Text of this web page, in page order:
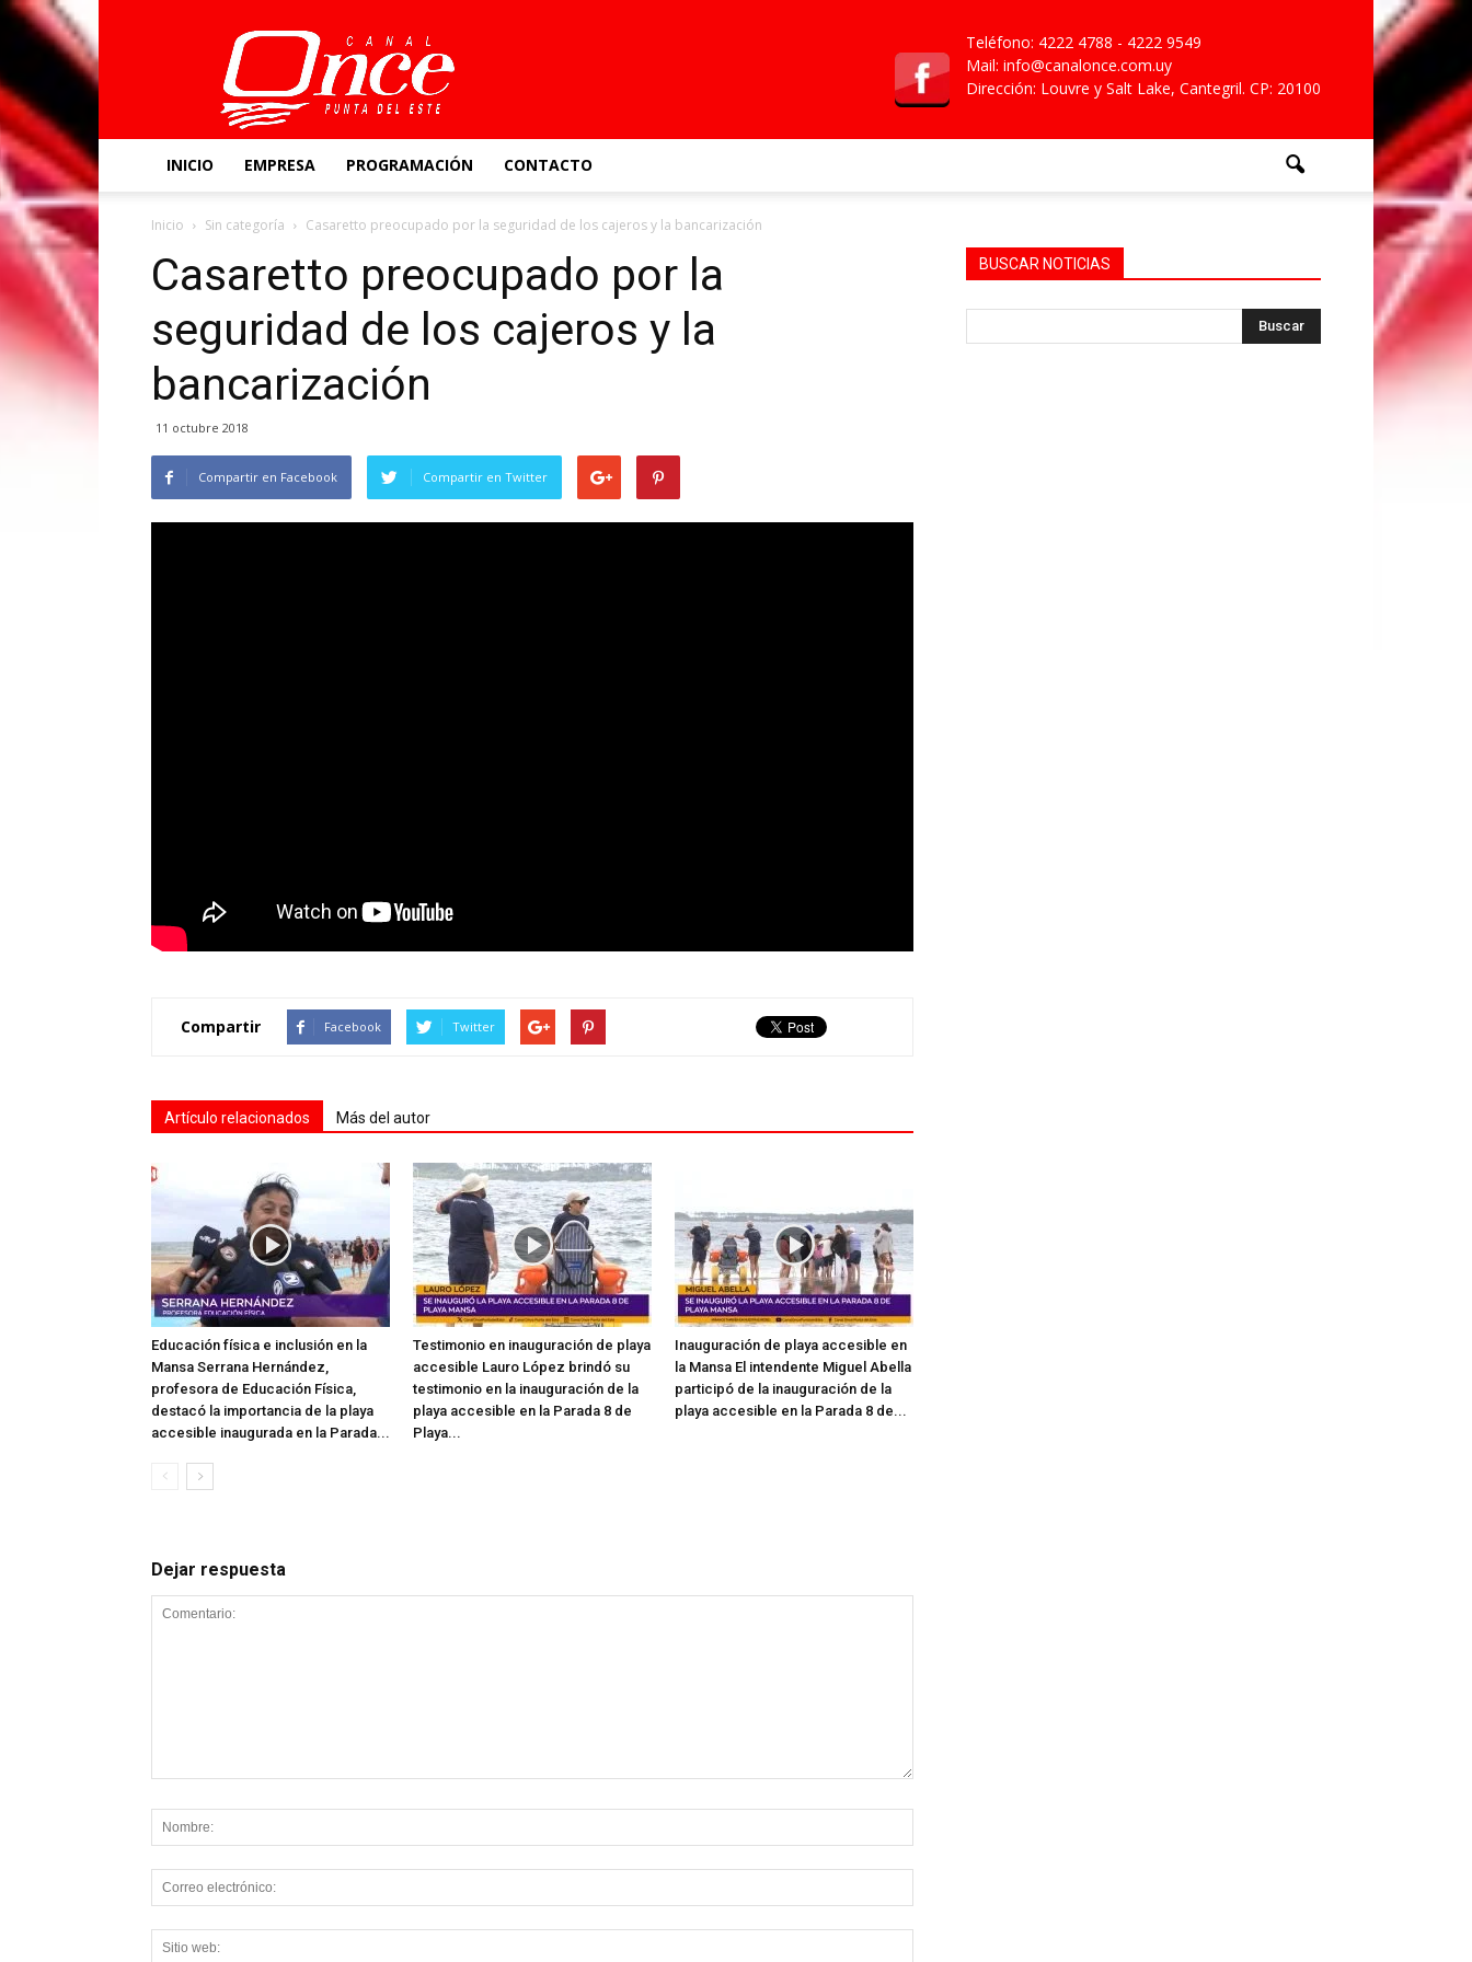
Canal
Once
Teléfono: 4222 4788 - 4222 9549
Mail: info@canalonce.com.uy
Dirección: Louvre y Salt Lake, Cantegril. CP: 20100
INICIO EMPRESA PROGRAMACIÓN CONTACTO
Inicio Sin categoría Casaretto preocupado por la seguridad de los cajeros y la bancarización
Casaretto preocupado por la
seguridad de los cajeros y la
bancarización
11 octubre 2018
Compartir en Facebook Compartir en Twitter
Compartir Facebook Twitter
Artículo relacionados Más del autor
Educación física e inclusión en la
Mansa Serrana Hernández,
profesora de Educación Física,
destacó la importancia de la playa
accesible inaugurada en la Parada...
Testimonio en inauguración de playa
accesible Lauro López brindó su
testimonio en la inauguración de la
playa accesible en la Parada 8 de
Playa...
Inauguración de playa accesible en
la Mansa El intendente Miguel Abella
participó de la inauguración de la
playa accesible en la Parada 8 de...
Dejar respuesta
BUSCAR NOTICIAS